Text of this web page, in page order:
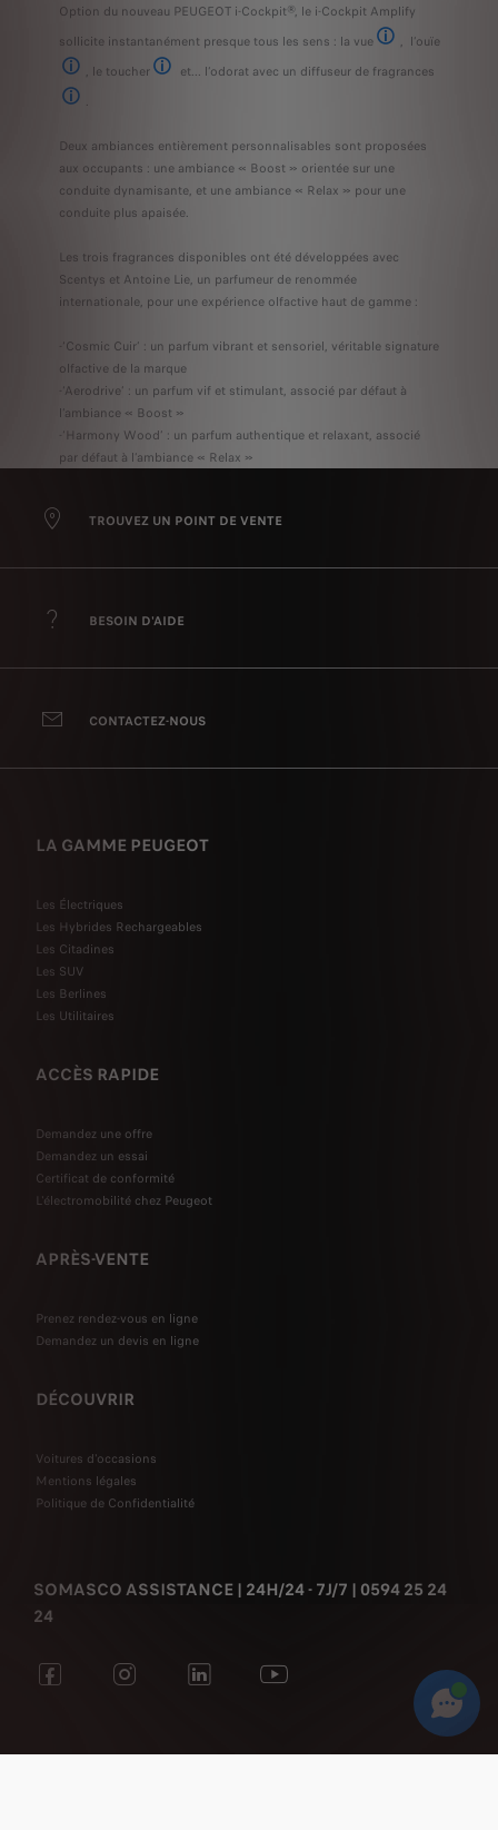
Option du nouveau PEUGEOT i-Cockpit®, le i-Cockpit Amplify
sollicite instantanément presque tous les sens : la vue
, l’ouïe
Avec les paramètres d'ambiance musicale ou de typage sonore.
, le toucher
et... l’odorat avec un diffuseur de fragrances
.
Deux ambiances entièrement personnalisables sont proposées
aux occupants : une ambiance « Boost » orientée sur une
conduite dynamisante, et une ambiance « Relax » pour une
conduite plus apaisée.
Les trois fragrances disponibles ont été développées avec
Scentys et Antoine Lie, un parfumeur de renommée
internationale, pour une expérience olfactive haut de gamme :
-‘Cosmic Cuir’ : un parfum vibrant et sensoriel, véritable signature
olfactive de la marque
-‘Aerodrive’ : un parfum vif et stimulant, associé par défaut à
l’ambiance « Boost »
-‘Harmony Wood’ : un parfum authentique et relaxant, associé
par défaut à l’ambiance « Relax »
TROUVEZ UN POINT DE VENTE
BESOIN D'AIDE
CONTACTEZ-NOUS
LA GAMME PEUGEOT
Les Électriques
Les Hybrides Rechargeables
Les Citadines
Les SUV
Les Berlines
Les Utilitaires
ACCÈS RAPIDE
Demandez une offre
Demandez un essai
Certificat de conformité
L'électromobilité chez Peugeot
APRÈS-VENTE
Prenez rendez-vous en ligne
Demandez un devis en ligne
DÉCOUVRIR
Voitures d'occasions
Mentions légales
Politique de Confidentialité
SOMASCO ASSISTANCE | 24H/24 - 7J/7 | 0594 25 24
24